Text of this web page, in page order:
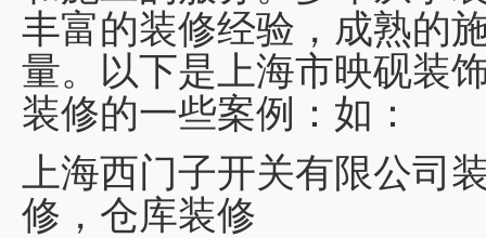
丰富的装修经验，成熟的
量。以下是上海市映砚装
装修的一些案例：如：
上海西门子开关有限公司
修，仓库装修